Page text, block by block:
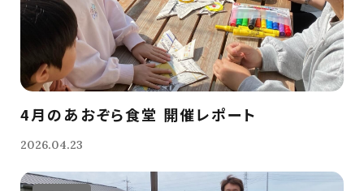
4月のあおぞら食堂 開催レポート
2026.04.23